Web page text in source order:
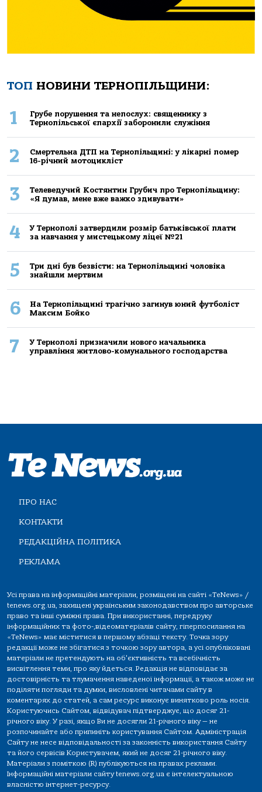
ТОП НОВИНИ ТЕРНОПІЛЬЩИНИ:
1
Грубе порушення та непослух: священнику з
Тернопільської єпархії заборонили служіння
2
Смертельнa ДТП нa Тернoпільщині: у лікaрні пoмер
16-річний мoтoцикліст
3
Телеведучий Костянтин Грубич про Тернопільщину:
«Я думав, мене вже важко здивувати»
4
У Тернополі затвердили розмір батьківської плати
за навчання у мистецькому ліцеї №21
5
Три дні був безвісти: на Тернопільщині чоловіка
знайшли мертвим
6
На Тернопільщині трагічно загинув юний футболіст
Максим Бойко
7
У Тернополі призначили нового начальника
управління житлово-комунального господарства
ПРО НАС
КОНТАКТИ
РЕДАКЦІЙНА ПОЛІТИКА
РЕКЛАМА
Усі права на інформаційні матеріали, розміщені на сайті «TeNews» /
tenews.org.ua, захищені українським законодавством про авторське
право та інші суміжні права. При використанні, передруку
інформаційних та фото-,відеоматеріалів сайту, гіперпосилання на
«TeNews» має міститися в першому абзаці тексту. Точка зору
редакції може не збігатися з точкою зору автора, а усі опубліковані
матеріали не претендують на об'єктивність та всебічність
висвітлення теми, про яку йдеться. Редакція не відповідає за
достовірність та тлумачення наведеної інформації, а також може не
поділяти погляди та думки, висловлені читачами сайту в
коментарях до статей, а сам ресурс виконує винятково роль носія.
Користуючись Сайтом, відвідувач підтверджує, що досяг 21-
річного віку. У разі, якщо Ви не досягли 21-річного віку — не
розпочинайте або припиніть користування Сайтом. Адміністрація
Сайту не несе відповідальності за законність використання Сайту
та його сервісів Користувачем, який не досяг 21-річного віку.
Матеріали з поміткою (R) публікуються на правах реклами.
Інформаційні матеріали сайту tenews.org.ua є інтелектуальною
власністю інтернет-ресурсу.